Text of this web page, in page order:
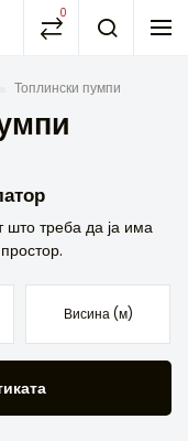
0
Топлински пумпи
што треба да ја има